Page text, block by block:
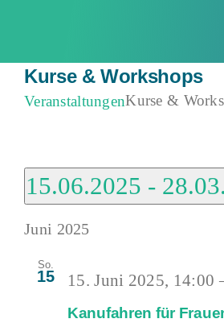
Kurse & Workshops
VeranstaltungenKurse &
15.06.2025 -
wählen.
Juni 2025
So.
15
Kanufahren für
15. Juni 2025, 14:00